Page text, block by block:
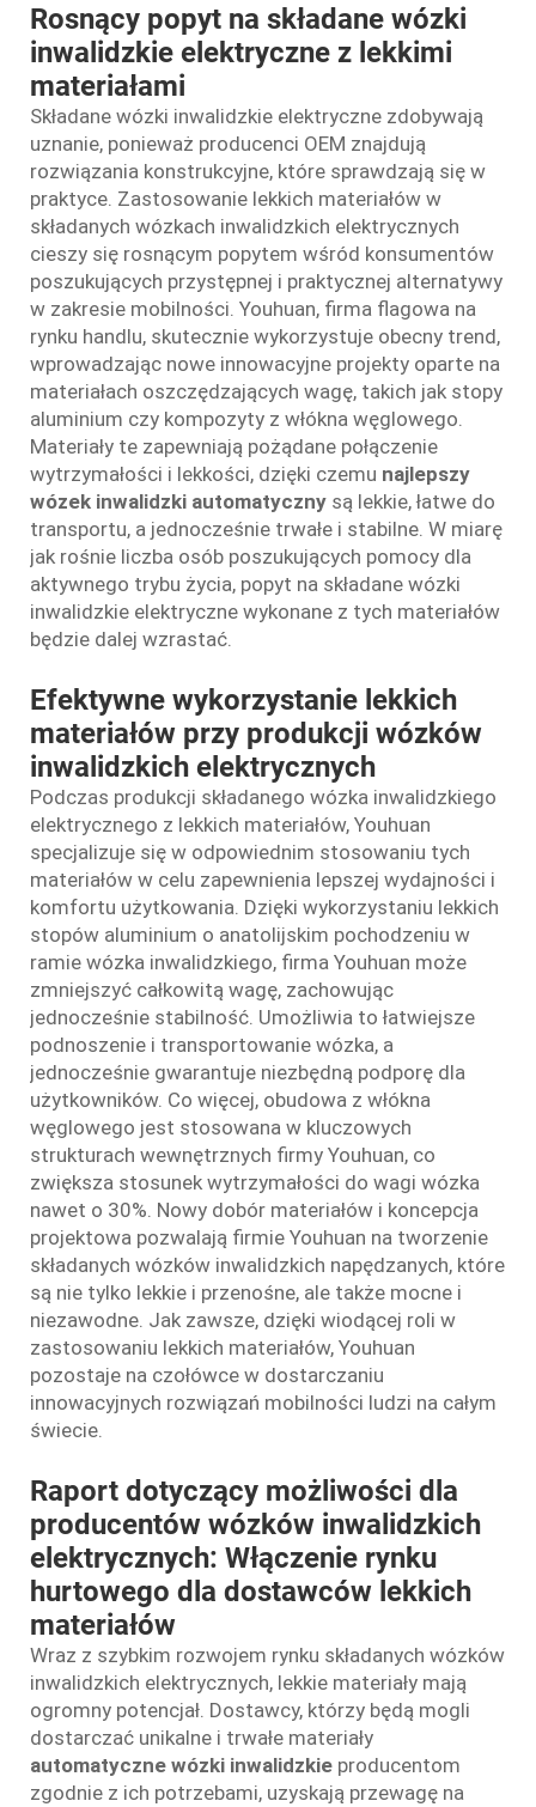
Rosnący popyt na składane wózki
inwalidzkie elektryczne z lekkimi
materiałami
Składane wózki inwalidzkie elektryczne zdobywają
uznanie, ponieważ producenci OEM znajdują
rozwiązania konstrukcyjne, które sprawdzają się w
praktyce. Zastosowanie lekkich materiałów w
składanych wózkach inwalidzkich elektrycznych
cieszy się rosnącym popytem wśród konsumentów
poszukujących przystępnej i praktycznej alternatywy
w zakresie mobilności. Youhuan, firma flagowa na
rynku handlu, skutecznie wykorzystuje obecny trend,
wprowadzając nowe innowacyjne projekty oparte na
materiałach oszczędzających wagę, takich jak stopy
aluminium czy kompozyty z włókna węglowego.
Materiały te zapewniają pożądane połączenie
wytrzymałości i lekkości, dzięki czemu najlepszy
wózek inwalidzki automatyczny są lekkie, łatwe do
transportu, a jednocześnie trwałe i stabilne. W miarę
jak rośnie liczba osób poszukujących pomocy dla
aktywnego trybu życia, popyt na składane wózki
inwalidzkie elektryczne wykonane z tych materiałów
będzie dalej wzrastać.
Efektywne wykorzystanie lekkich
materiałów przy produkcji wózków
inwalidzkich elektrycznych
Podczas produkcji składanego wózka inwalidzkiego
elektrycznego z lekkich materiałów, Youhuan
specjalizuje się w odpowiednim stosowaniu tych
materiałów w celu zapewnienia lepszej wydajności i
komfortu użytkowania. Dzięki wykorzystaniu lekkich
stopów aluminium o anatolijskim pochodzeniu w
ramie wózka inwalidzkiego, firma Youhuan może
zmniejszyć całkowitą wagę, zachowując
jednocześnie stabilność. Umożliwia to łatwiejsze
podnoszenie i transportowanie wózka, a
jednocześnie gwarantuje niezbędną podporę dla
użytkowników. Co więcej, obudowa z włókna
węglowego jest stosowana w kluczowych
strukturach wewnętrznych firmy Youhuan, co
zwiększa stosunek wytrzymałości do wagi wózka
nawet o 30%. Nowy dobór materiałów i koncepcja
projektowa pozwalają firmie Youhuan na tworzenie
składanych wózków inwalidzkich napędzanych, które
są nie tylko lekkie i przenośne, ale także mocne i
niezawodne. Jak zawsze, dzięki wiodącej roli w
zastosowaniu lekkich materiałów, Youhuan
pozostaje na czołówce w dostarczaniu
innowacyjnych rozwiązań mobilności ludzi na całym
świecie.
Raport dotyczący możliwości dla
producentów wózków inwalidzkich
elektrycznych: Włączenie rynku
hurtowego dla dostawców lekkich
materiałów
Wraz z szybkim rozwojem rynku składanych wózków
inwalidzkich elektrycznych, lekkie materiały mają
ogromny potencjał. Dostawcy, którzy będą mogli
dostarczać unikalne i trwałe materiały
automatyczne wózki inwalidzkie producentom
zgodnie z ich potrzebami, uzyskają przewagę na